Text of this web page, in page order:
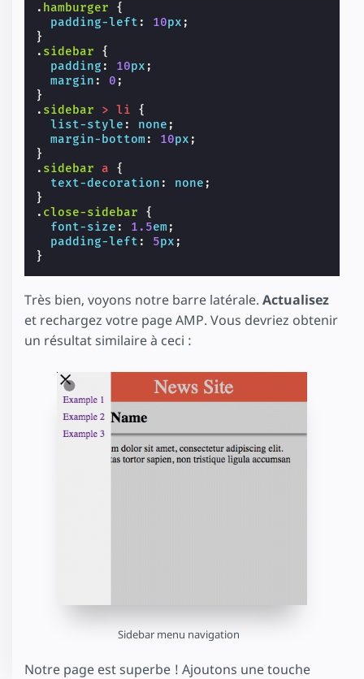
. hamburger
{
padding-left : 10px ;
}
. sidebar
{
padding : 10px ;
margin : 0 ;
}
. sidebar > li
{
list-style : none ;
margin-bottom : 10px ;
}
. sidebar a
{
text-decoration : none ;
}
. close-sidebar
{
font-size : 1.5em ;
padding-left : 5px ;
}
Très bien, voyons notre barre latérale. Actualisez
et rechargez votre page AMP. Vous devriez obtenir
un résultat similaire à ceci :
Sidebar menu navigation
Notre page est superbe ! Ajoutons une touche